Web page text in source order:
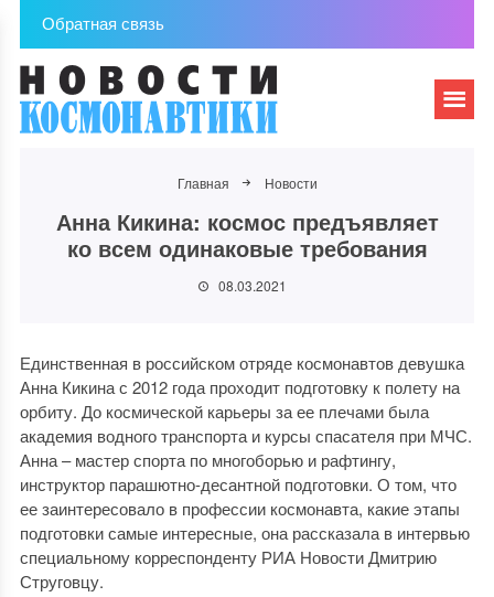
Обратная связь
Главная Новости
Анна Кикина: космос предъявляет
ко всем одинаковые требования
08.03.2021
Единственная в российском отряде космонавтов девушка
Анна Кикина с 2012 года проходит подготовку к полету на
орбиту. До космической карьеры за ее плечами была
академия водного транспорта и курсы спасателя при МЧС.
Анна – мастер спорта по многоборью и рафтингу,
инструктор парашютно-десантной подготовки. О том, что
ее заинтересовало в профессии космонавта, какие этапы
подготовки самые интересные, она рассказала в интервью
специальному корреспонденту РИА Новости Дмитрию
Струговцу.